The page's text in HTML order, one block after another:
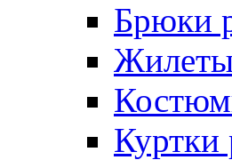
Брюки
Куртки